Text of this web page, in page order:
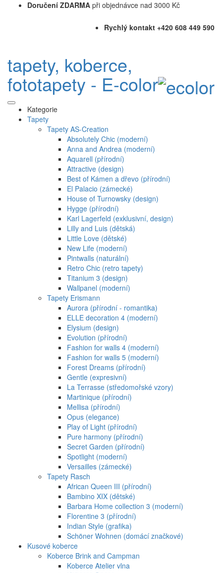
Doručení ZDARMA při objednávce nad 3000 Kč
Rychlý kontakt +420 608 449 590
tapety, koberce,
fototapety - E-color
Kategorie
Tapety
Tapety AS-Creation
Absolutely Chic (moderní)
Anna and Andrea (moderní)
Aquarell (přírodní)
Attractive (design)
Best of Kámen a dřevo (přírodní)
El Palacio (zámecké)
House of Turnowsky (design)
Hygge (přírodní)
Karl Lagerfeld (exklusivní, design)
Lilly and Luis (dětská)
Little Love (dětské)
New Life (moderní)
Pintwalls (naturální)
Retro Chic (retro tapety)
Titanium 3 (design)
Wallpanel (moderní)
Tapety Erismann
Aurora (přírodní - romantika)
ELLE decoration 4 (moderní)
Elysium (design)
Evolution (přírodní)
Fashion for walls 4 (moderní)
Fashion for walls 5 (moderní)
Forest Dreams (přírodní)
Gentle (expresivní)
La Terrasse (středomořské vzory)
Martinique (přírodní)
Mellisa (přírodní)
Opus (elegance)
Play of Light (přírodní)
Pure harmony (přírodní)
Secret Garden (přírodní)
Spotlight (moderní)
Versailles (zámecké)
Tapety Rasch
African Queen III (přírodní)
Bambino XIX (dětské)
Barbara Home collection 3 (moderní)
Florentine 3 (přírodní)
Indian Style (grafika)
Schöner Wohnen (domácí značkové)
Kusové koberce
Koberce Brink and Campman
Koberce Atelier vlna